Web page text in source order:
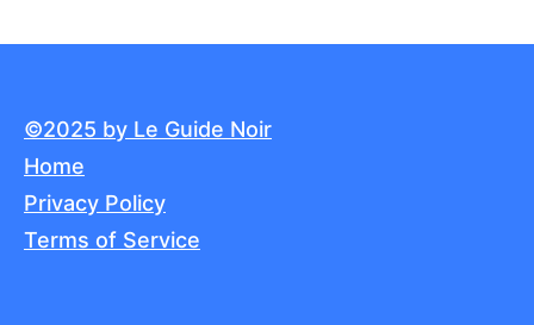
©2025 by Le Guide Noir
Home
Privacy Policy
Terms of Service